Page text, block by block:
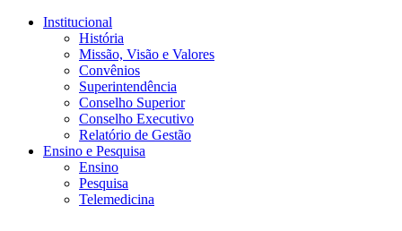
Conteúdo principal
Institucional
História
Missão, Visão e Valores
Convênios
Superintendência
Conselho Superior
Conselho Executivo
Relatório de Gestão
Ensino e Pesquisa
Ensino
Pesquisa
Telemedicina